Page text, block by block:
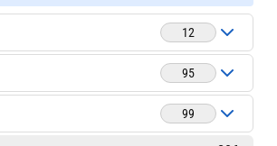
12
95
99